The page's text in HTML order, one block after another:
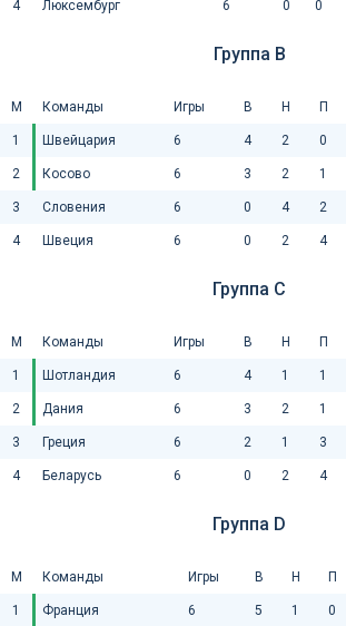
4 Люксембург 6 0 0
Группа B
М Команды Игры В Н П
1 Швейцария 6 4 2 0
2 Косово 6 3 2 1
3 Словения 6 0 4 2
4 Швеция 6 0 2 4
Группа C
М Команды Игры В Н П
1 Шотландия 6 4 1 1
2 Дания 6 3 2 1
3 Греция 6 2 1 3
4 Беларусь 6 0 2 4
Группа D
М Команды Игры В Н П
1 Франция 6 5 1 0